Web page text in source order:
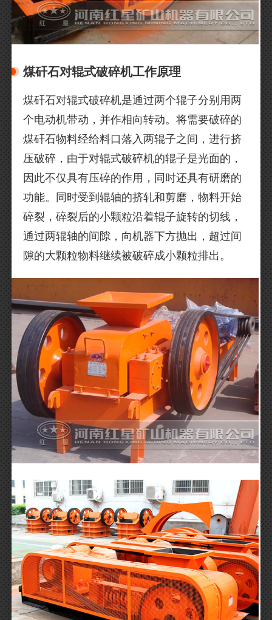
煤矸石对辊式破碎机工作原理
煤矸石对辊式破碎机是通过两个辊子分别用两
个电动机带动，并作相向转动。将需要破碎的
煤矸石物料经给料口落入两辊子之间，进行挤
压破碎，由于对辊式破碎机的辊子是光面的，
因此不仅具有压碎的作用，同时还具有研磨的
功能。同时受到辊轴的挤轧和剪磨，物料开始
碎裂，碎裂后的小颗粒沿着辊子旋转的切线，
通过两辊轴的间隙，向机器下方抛出，超过间
隙的大颗粒物料继续被破碎成小颗粒排出。